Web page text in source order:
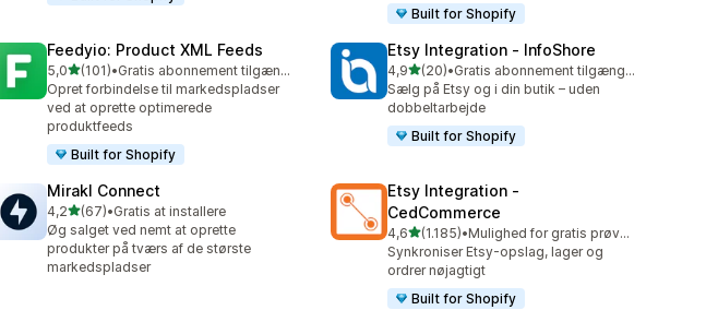
Built for Shopify
Feedyio: Product XML Feeds
5,0ud af 5 stjerner
(101)
101 anmeldelser i alt
•
Gratis abonnement tilgængeligt
Opret forbindelse til markedspladser
ved at oprette optimerede
produktfeeds
Built for Shopify
Etsy Integration ‑ InfoShore
4,9ud af 5 stjerner
(20)
20 anmeldelser i alt
•
Gratis abonnement tilgængeligt
Sælg på Etsy og i din butik – uden
dobbeltarbejde
Built for Shopify
Mirakl Connect
4,2ud af 5 stjerner
(67)
67 anmeldelser i alt
•Gratis at installere
Øg salget ved nemt at oprette
produkter på tværs af de største
markedspladser
Etsy Integration ‑
CedCommerce
4,6ud af 5 stjerner
(1.185)
1185 anmeldelser i alt
•
Mulighed for gratis prøveperiode
Synkroniser Etsy-opslag, lager og
ordrer nøjagtigt
Built for Shopify